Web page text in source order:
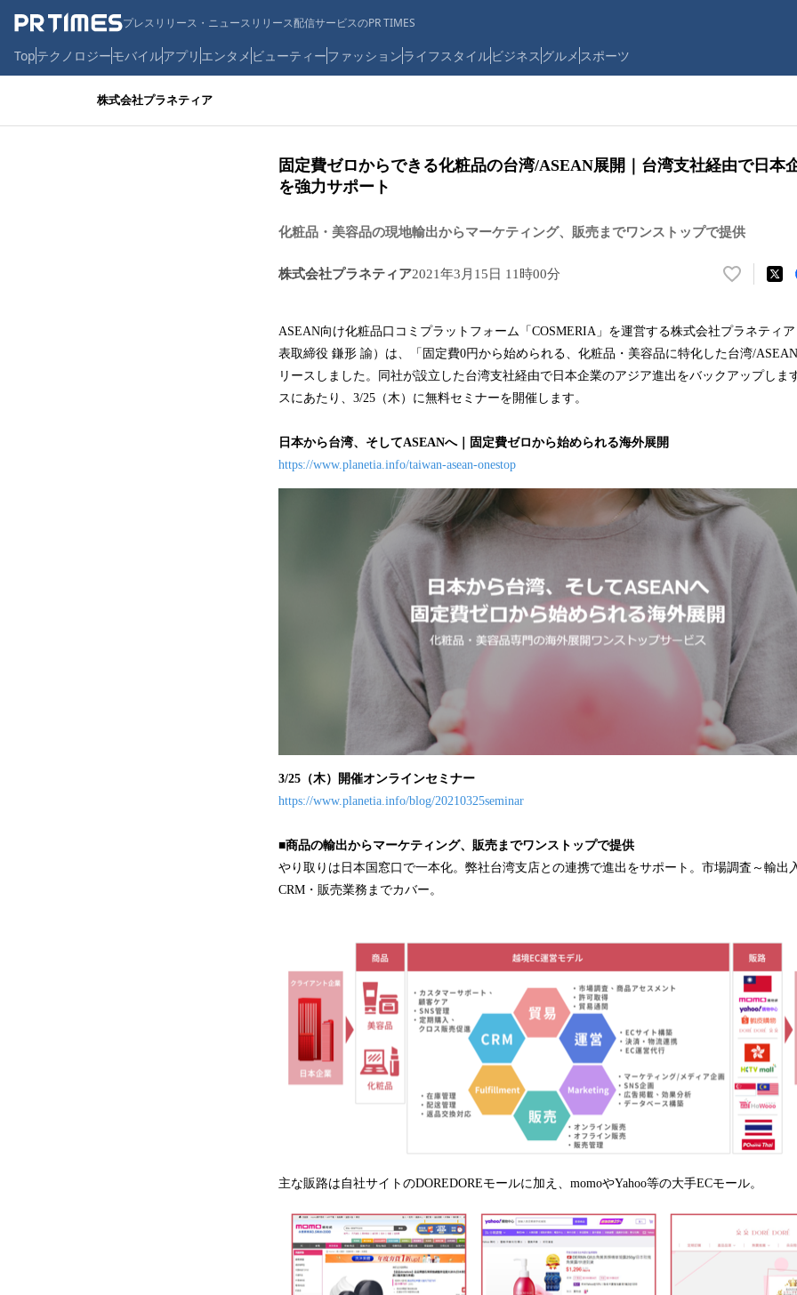
プレスリリース・ニュースリリース配信サービスのPR TIMES
Topテクノロジーモバイルアプリ エンタメ ビューティーファッションライフスタイルビジネス グルメ スポーツ
株式会社プラネティア
固定費ゼロからできる化粧品の台湾/ASEAN展開｜台湾支社経由で日本
を強力サポート
化粧品・美容品の現地輸出からマーケティング、販売までワンストップで提供
株式会社プラネティア2021年3月15日 11時00分
い
！
数
を
で
す
ASEAN向け化粧品口コミプラットフォーム「COSMERIA」を運営する株式会社プラネティ
表取締役 鎌形 諭）は、「固定費0円から始められる、化粧品・美容品に特化した台湾/
リースしました。同社が設立した台湾支社経由で日本企業のアジア進出をバックアップしま
スにあたり、3/25（木）に無料セミナーを開催します。
日本から台湾、そしてASEANへ｜固定費ゼロから始められる海外展開
https://www.planetia.info/taiwan-asean-onestop
3/25（木）開催オンラインセミナー
https://www.planetia.info/blog/20210325seminar
■商品の輸出からマーケティング、販売までワンストップで提供
やり取りは日本国窓口で一本化。弊社台湾支店との連携で進出をサポート。市場調査～輸出
CRM・販売業務までカバー。
主な販路は自社サイトのDOREDOREモールに加え、momoやYahoo等の大手ECモール。